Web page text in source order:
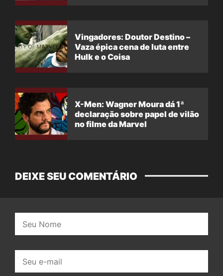
Vingadores: Doutor Destino –
Vaza épica cena de luta entre
Hulk e o Coisa
X-Men: Wagner Moura dá 1ª
declaração sobre papel de vilão
no filme da Marvel
DEIXE SEU COMENTÁRIO
mail: